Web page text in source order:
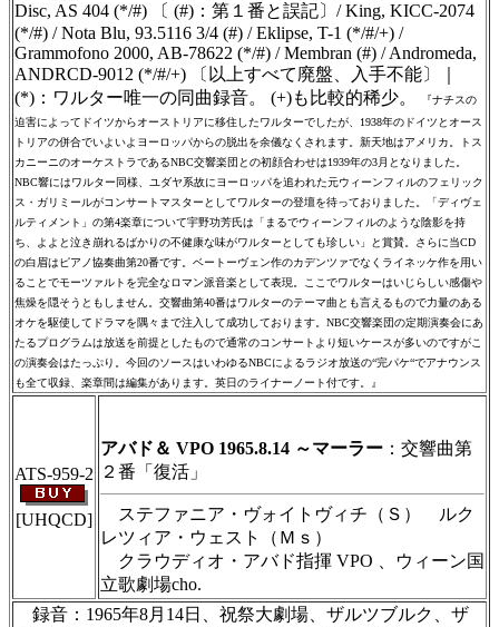
Disc, AS 404 (*/#) 〔 (#)：第１番と誤記〕/ King, KICC-2074
(*/#) / Nota Blu, 93.5116 3/4 (#) / Eklipse, T-1 (*/#/+) /
Grammofono 2000, AB-78622 (*/#) / Membran (#) / Andromeda,
ANDRCD-9012 (*/#/+) 〔以上すべて廃盤、入手不能〕｜
(*)：ワルター唯一の同曲録音。 (+)も比較的稀少。
『ナチスの
迫害によってドイツからオーストリアに移住したワルターでしたが、1938年のドイツとオース
トリアの併合でいよいよヨーロッパからの脱出を余儀なくされます。新天地はアメリカ。トス
カニーニのオーケストラであるNBC交響楽団との初顔合わせは1939年の3月となりました。
NBC響にはワルター同様、ユダヤ系故にヨーロッパを追われた元ウィーンフィルのフェリック
ス・ガリミールがコンサートマスターとしてワルターの登壇を待っておりました。「ディヴェ
ルティメント」の第4楽章について宇野功芳氏は「まるでウィーンフィルのような陰影を持
ち、よよと泣き崩れるばかりの不健康な味がワルターとしても珍しい」と賞賛。さらに当CD
の白眉はピアノ協奏曲第20番です。ベートーヴェン作のカデンツァでなくライネッケ作を用い
ることでモーツァルトを完全なロマン派音楽として表現。ここでワルターはいじらしい感傷や
焦燥を隠そうともしません。交響曲第40番はワルターのテーマ曲とも言えるもので力量のある
オケを駆使してドラマを隅々まで注入して成功しております。NBC交響楽団の定期演奏会にあ
たるプログラムは放送を前提としたもので通常のコンサートより短いケースが多いのですがこ
の演奏会はたっぷり。今回のソースはいわゆるNBCによるラジオ放送の“完パケ“でアナウンス
も全て収録、楽章間は編集があります。英日のライナーノート付です。』
ATS-959-2
[UHQCD]
アバド＆ VPO 1965.8.14 ～マーラー ：交響曲第
２番「復活」
ステファニア・ヴォイトヴィチ（Ｓ） ルク
レツィア・ウェスト（Ｍｓ）
クラウディオ・アバド指揮 VPO 、ウィーン国
立歌劇場cho.
録音：1965年8月14日、祝祭大劇場、ザルツブルク、ザ